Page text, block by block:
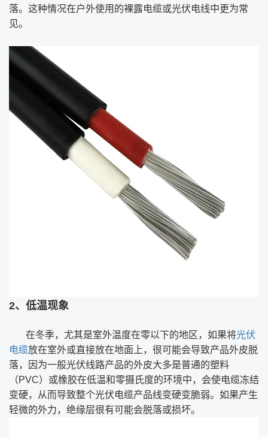
落。这种情况在户外使用的裸露电缆或光伏电线中更为常
见。
2、低温现象
在冬季，尤其是室外温度在零以下的地区，如果将光伏
电缆放在室外或直接放在地面上，很可能会导致产品外皮脱
落，因为一般光伏线路产品的外皮大多是普通的塑料
（PVC）或橡胶在低温和零摄氏度的环境中，会使电缆冻结
变硬，从而导致整个光伏电缆产品线变硬变脆弱。如果产生
轻微的外力，绝缘层很有可能会脱落或损坏。